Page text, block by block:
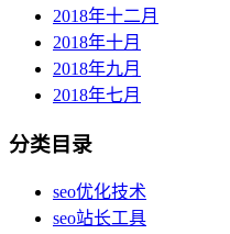
2018年十二月
2018年十月
2018年九月
2018年七月
分类目录
seo优化技术
seo站长工具